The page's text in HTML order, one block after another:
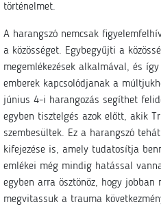
történelmet.
A harangszó nemcsak
a közösséget. Egybegyűjti a
megemlékezések alkalmával, és
emberek kapcsolódjanak a
június 4-i harangozás segíthet
egyben tisztelgés azok előtt, akik
szembesültek. Ez a harangszó
kifejezése is, amely tudatosítja
emlékei még mindig hatással
egyben arra ösztönöz, hogy jobban
megvitassuk a trauma